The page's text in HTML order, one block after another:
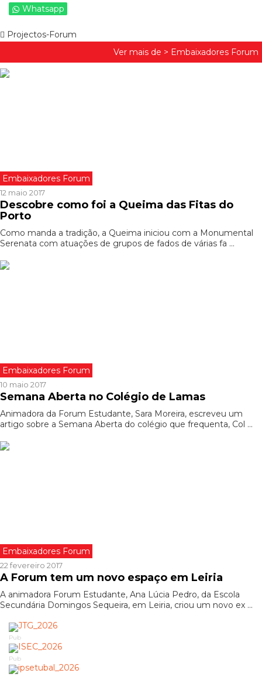
Whatsapp
Projectos-Forum
Ver mais de > Embaixadores Forum
Embaixadores Forum
12 maio 2017
Descobre como foi a Queima das Fitas do
Porto
Como manda a tradição, a Queima iniciou com a Monumental
Serenata com atuações de grupos de fados de várias fa ...
Embaixadores Forum
10 maio 2017
Semana Aberta no Colégio de Lamas
Animadora da Forum Estudante, Sara Moreira, escreveu um
artigo sobre a Semana Aberta do colégio que frequenta, Col ...
Embaixadores Forum
22 fevereiro 2017
A Forum tem um novo espaço em Leiria
A animadora Forum Estudante, Ana Lúcia Pedro, da Escola
Secundária Domingos Sequeira, em Leiria, criou um novo ex ...
Pub
Pub